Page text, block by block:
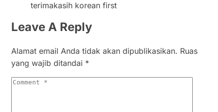
terimakasih korean first
Leave A Reply
Alamat email Anda tidak akan dipublikasikan. Ruas
yang wajib ditandai *